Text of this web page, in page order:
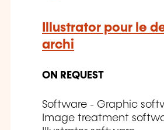
Illustrator pour le
archi
ON REQUEST
Software - Graphic
Image treatment